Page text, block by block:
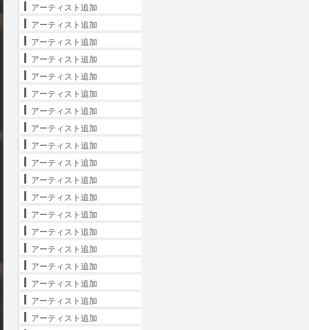
アーティスト追加
アーティスト追加
アーティスト追加
アーティスト追加
アーティスト追加
アーティスト追加
アーティスト追加
アーティスト追加
アーティスト追加
アーティスト追加
アーティスト追加
アーティスト追加
アーティスト追加
アーティスト追加
アーティスト追加
アーティスト追加
アーティスト追加
アーティスト追加
アーティスト追加